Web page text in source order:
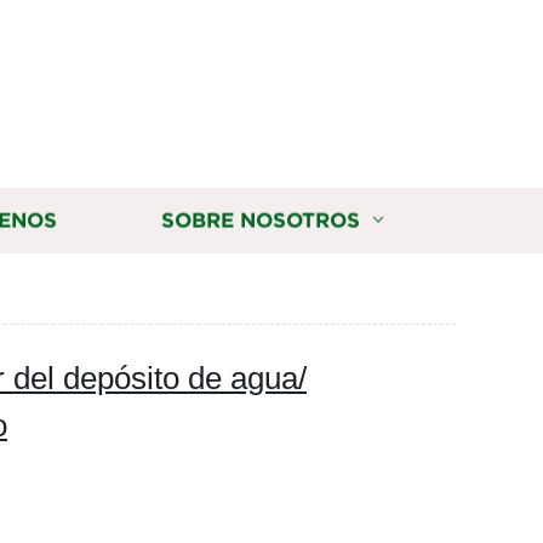
SOBRE NOSOTROS
depósito de agua/